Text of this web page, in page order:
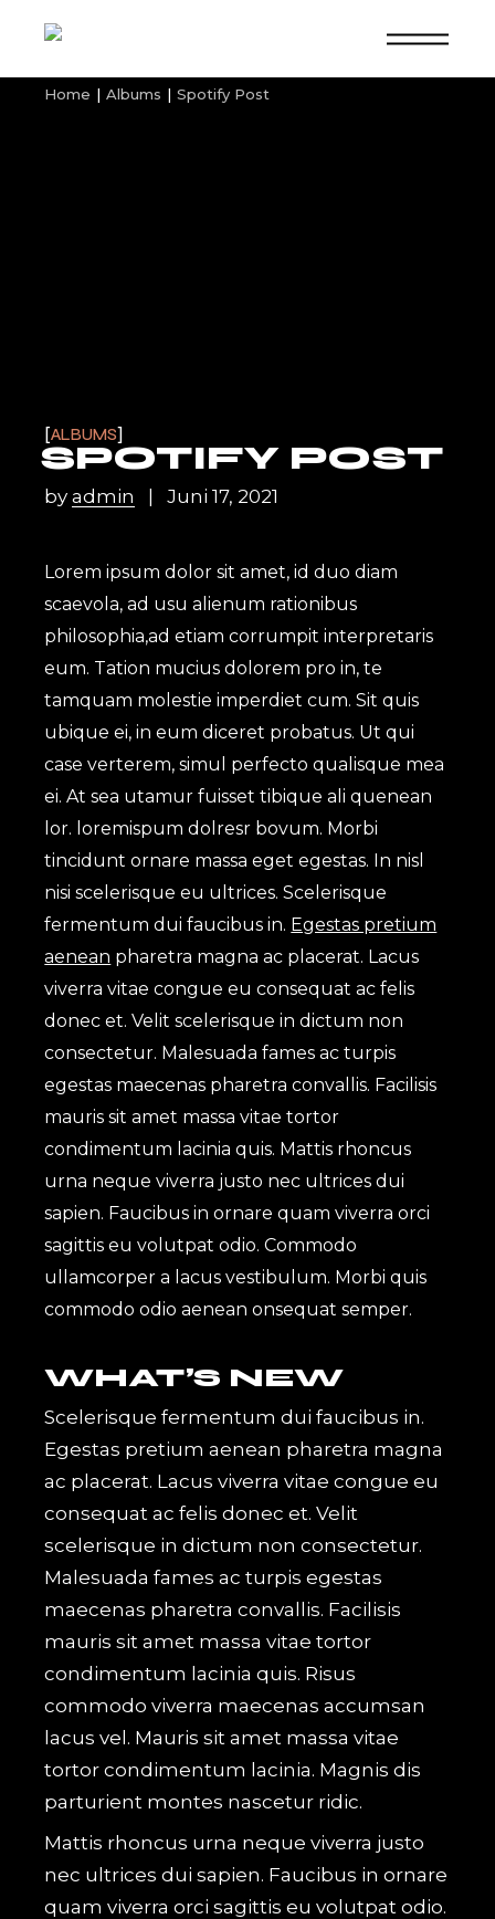
Home Albums Spotify Post
ALBUMS
SPOTIFY POST
byadmin Juni 17, 2021
Lorem ipsum dolor sit amet, id duo diam
scaevola, ad usu alienum rationibus
philosophia,ad etiam corrumpit interpretaris
eum. Tation mucius dolorem pro in, te
tamquam molestie imperdiet cum. Sit quis
ubique ei, in eum diceret probatus. Ut qui
case verterem, simul perfecto qualisque mea
ei. At sea utamur fuisset tibique ali quenean
lor. loremispum dolresr bovum. Morbi
tincidunt ornare massa eget egestas. In nisl
nisi scelerisque eu ultrices. Scelerisque
fermentum dui faucibus in. Egestas pretium
aenean pharetra magna ac placerat. Lacus
viverra vitae congue eu consequat ac felis
donec et. Velit scelerisque in dictum non
consectetur. Malesuada fames ac turpis
egestas maecenas pharetra convallis. Facilisis
mauris sit amet massa vitae tortor
condimentum lacinia quis. Mattis rhoncus
urna neque viverra justo nec ultrices dui
sapien. Faucibus in ornare quam viverra orci
sagittis eu volutpat odio. Commodo
ullamcorper a lacus vestibulum. Morbi quis
commodo odio aenean onsequat semper.
WHAT’S NEW
Scelerisque fermentum dui faucibus in.
Egestas pretium aenean pharetra magna
ac placerat. Lacus viverra vitae congue eu
consequat ac felis donec et. Velit
scelerisque in dictum non consectetur.
Malesuada fames ac turpis egestas
maecenas pharetra convallis. Facilisis
mauris sit amet massa vitae tortor
condimentum lacinia quis. Risus
commodo viverra maecenas accumsan
lacus vel. Mauris sit amet massa vitae
tortor condimentum lacinia. Magnis dis
parturient montes nascetur ridic.
Mattis rhoncus urna neque viverra justo
nec ultrices dui sapien. Faucibus in ornare
quam viverra orci sagittis eu volutpat odio.